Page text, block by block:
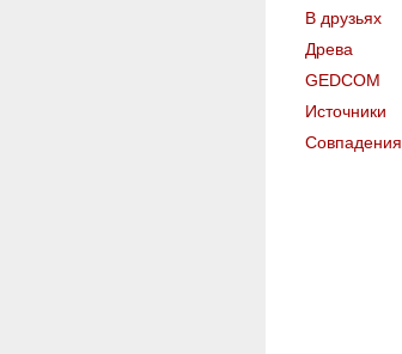
В друзьях
Древа
GEDCOM
Источники
Совпадения